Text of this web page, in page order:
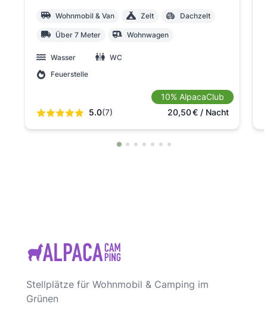
Wohnmobil & Van Zelt Dachzelt
Über 7 Meter Wohnwagen
Wasser
WC
Feuerstelle
5.0(7)
10% AlpacaClub
20,50€/ Nacht
Stellplätze für Wohnmobil & Camping im
Grünen